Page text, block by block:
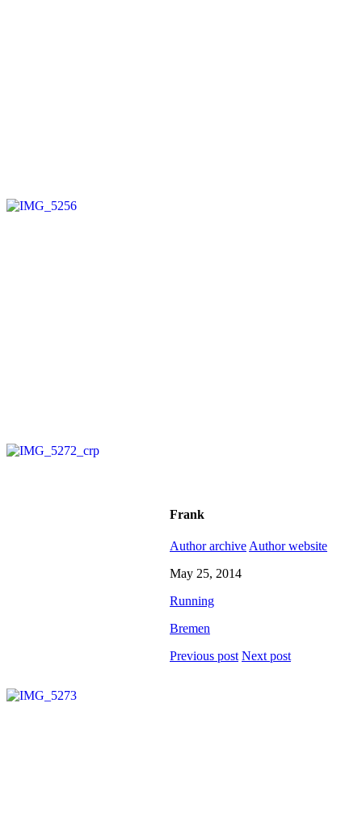
Frank
Author archive Author website
May 25, 2014
Running
Bremen
Previous post Next post